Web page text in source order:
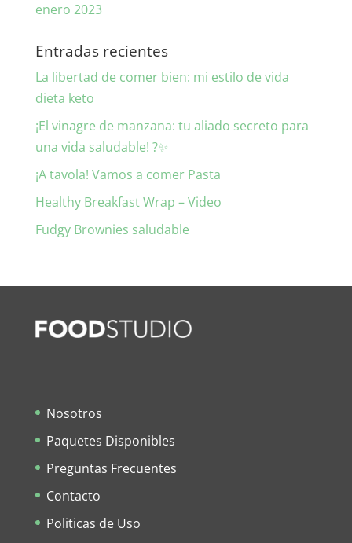
enero 2023
Entradas recientes
La libertad de comer bien: mi estilo de vida
dieta keto
¡El vinagre de manzana: tu aliado secreto para
una vida saludable! ?✨
¡A tavola! Vamos a comer Pasta
Healthy Breakfast Wrap – Video
Fudgy Brownies saludable
Nosotros
Paquetes Disponibles
Preguntas Frecuentes
Contacto
Politicas de Uso